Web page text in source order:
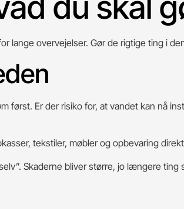
lange overvejelser. Gør de rigtige ting i
Er der risiko for, at vandet kan nå
tekstiler, møbler og opbevaring
Skaderne bliver større, jo længere ting